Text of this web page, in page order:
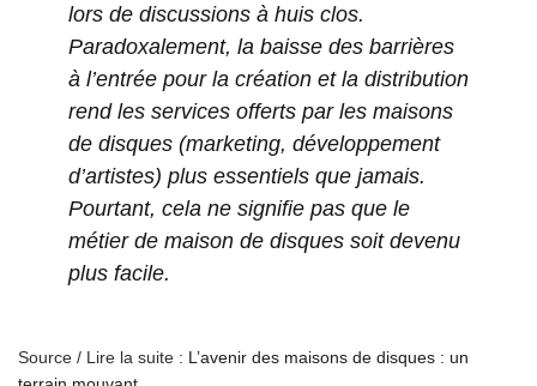
lors de discussions à huis clos.
Paradoxalement, la baisse des barrières
à l’entrée pour la création et la distribution
rend les services offerts par les maisons
de disques (marketing, développement
d’artistes) plus essentiels que jamais.
Pourtant, cela ne signifie pas que le
métier de maison de disques soit devenu
plus facile.
Source / Lire la suite : L’avenir des maisons de disques : un